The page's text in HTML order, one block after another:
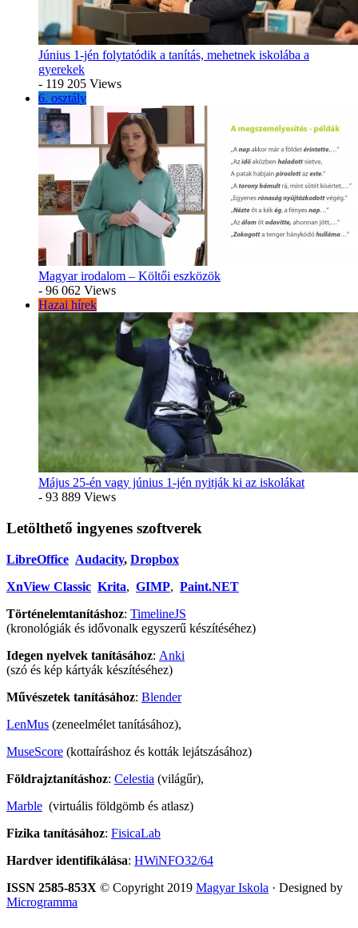
Június 1-jén folytatódik a tanítás, mehetnek iskolába a
gyerekek
- 119 205 Views
6. osztály
Magyar irodalom – Költői eszközök
- 96 062 Views
Hazai hírek
Május 25-én vagy június 1-jén nyitják ki az iskolákat
- 93 889 Views
Letölthető ingyenes szoftverek
LibreOffice Audacity, Dropbox
XnView Classic Krita, GIMP, Paint.NET
Történelemtanításhoz: TimelineJS
(kronológiák és idővonalk egyszerű készítéséhez)
Idegen nyelvek tanításához: Anki
(szó és kép kártyák készítéséhez)
Művészetek tanításához: Blender
LenMus (zeneelmélet tanításához),
MuseScore (kottaíráshoz és kották lejátszásához)
Földrajztanításhoz: Celestia (világűr),
Marble (virtuális földgömb és atlasz)
Fizika tanításához: FisicaLab
Hardver identifikálása: HWiNFO32/64
ISSN 2585-853X © Copyright 2019 Magyar Iskola · Designed by
Microgramma